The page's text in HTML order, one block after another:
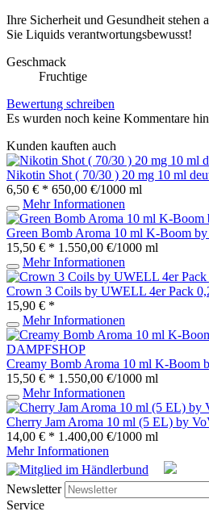
Ihre Sicherheit und Gesundheit stehen
Sie Liquids verantwortungsbewusst!
Geschmack
Fruchtige
Bewertung schreiben
Es wurden noch keine Kommentare
Kunden kauften auch
Nikotin Shot ( 70/30 ) 20 mg 10 ml
6,50 € * 650,00 €/1000 ml
Mehr Informationen
Green Bomb Aroma 10 ml K-Boom
15,50 € * 1.550,00 €/1000 ml
Mehr Informationen
Crown 3 Coils by UWELL 4er Pack
15,90 € *
Mehr Informationen
Creamy Bomb Aroma 10 ml K-
15,50 € * 1.550,00 €/1000 ml
Mehr Informationen
Cherry Jam Aroma 10 ml (5 EL) by
14,00 € * 1.400,00 €/1000 ml
Mehr Informationen
Newsletter
Service